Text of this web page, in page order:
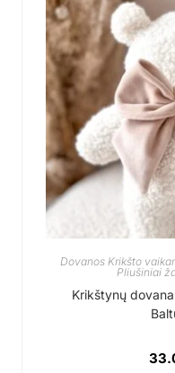
Dovanos Krikšto
Pliušiniai
Krikštynų